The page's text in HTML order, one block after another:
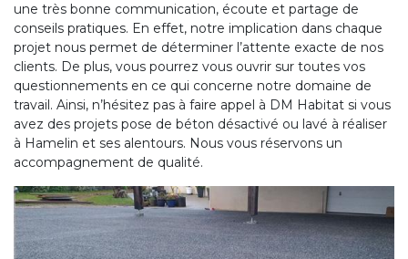
une très bonne communication, écoute et partage de
conseils pratiques. En effet, notre implication dans chaque
projet nous permet de déterminer l’attente exacte de nos
clients. De plus, vous pourrez vous ouvrir sur toutes vos
questionnements en ce qui concerne notre domaine de
travail. Ainsi, n’hésitez pas à faire appel à DM Habitat si vous
avez des projets pose de béton désactivé ou lavé à réaliser
à Hamelin et ses alentours. Nous vous réservons un
accompagnement de qualité.